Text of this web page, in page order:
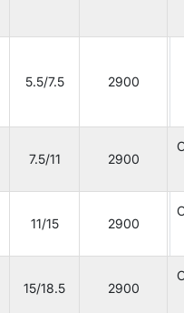
5.5/7.5 2900
7.5/11 2900
11/15 2900
15/18.5 2900